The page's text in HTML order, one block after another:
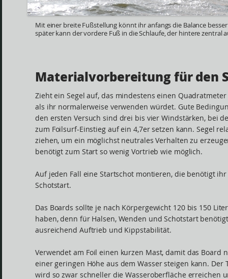
Mit einer breite Fußstellung könnt ihr anfangs die Balance
später kann der vordere Fuß in die Schlaufe, der hintere zentral
Materialvorbereitung für den
Zieht ein Segel auf, das mindestens einen
als ihr normalerweise verwenden würdet. Gute
den ersten Versuch sind drei bis vier Windstärken, bei
zum Foilsurf-Einstieg auf ein 4,7er setzen kann. Segel
ziehen, um ein möglichst neutrales Verhalten zu
benötigt zum Start so wenig Vortrieb wie möglich.
Auf jeden Fall eine Startschot montieren, die benötigt
Schotstart.
Das Boards sollte je nach Körpergewicht 120 bis 150
haben, denn für Halsen, Wenden und Schotstart
ausreichend Auftrieb und Kippstabilität.
Verwendet am Foil einen kurzen Mast, damit das Board
einer geringen Höhe aus dem Wasser steigen kann. Der
wird so zwar schneller die Wasseroberfläche erreichen